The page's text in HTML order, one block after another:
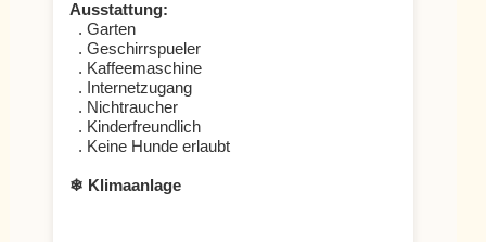
Ausstattung:
. Garten
. Geschirrspueler
. Kaffeemaschine
. Internetzugang
. Nichtraucher
. Kinderfreundlich
. Keine Hunde erlaubt
❄ Klimaanlage